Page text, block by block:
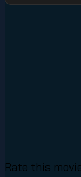
Rate this